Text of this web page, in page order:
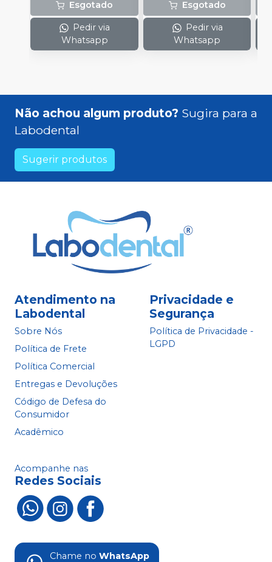
Esgotado
Pedir via
Whatsapp
Esgotado
Pedir via
Whatsapp
Não achou algum produto? Sugira para a
Labodental
Sugerir produtos
Atendimento na
Labodental
Sobre Nós
Política de Frete
Política Comercial
Entregas e Devoluções
Código de Defesa do
Consumidor
Acadêmico
Privacidade e
Segurança
Política de Privacidade -
LGPD
Acompanhe nas
Redes Sociais
Chame no WhatsApp